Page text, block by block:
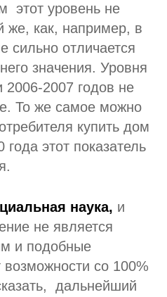
этот уровень не
же, как, например, в
сильно отличается
значения. Уровня
2006-2007 годов не
То же самое можно
купить дом
этот показатель
наука, и
не является
и подобные
со 100%
дальнейший